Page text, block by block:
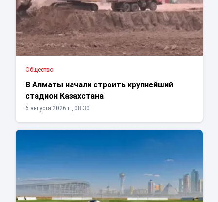
Общество
В Алматы начали строить крупнейший
стадион Казахстана
6 августа 2026 г., 08:30